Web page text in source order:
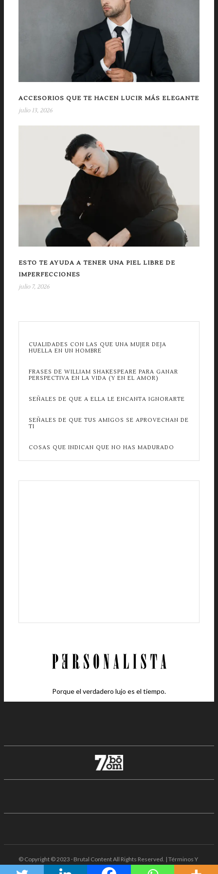
ACCESORIOS QUE TE HACEN LUCIR MÁS ELEGANTE
julio 13, 2026
ESTO TE AYUDA A TENER UNA PIEL LIBRE DE
IMPERFECCIONES
julio 7, 2026
CUALIDADES CON LAS QUE UNA MUJER DEJA
HUELLA EN UN HOMBRE
FRASES DE WILLIAM SHAKESPEARE PARA GANAR
PERSPECTIVA EN LA VIDA (Y EN EL AMOR)
SEÑALES DE QUE A ELLA LE ENCANTA IGNORARTE
SEÑALES DE QUE TUS AMIGOS SE APROVECHAN DE
TI
COSAS QUE INDICAN QUE NO HAS MADURADO
Porque el verdadero lujo es el tiempo.
© Copyright © 2023 · Brutal Content All Rights Reserved. | Términos Y
Condiciones · Aviso De Privacidad